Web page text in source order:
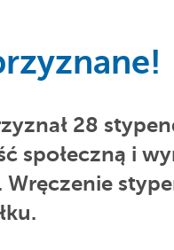
28
społeczną i